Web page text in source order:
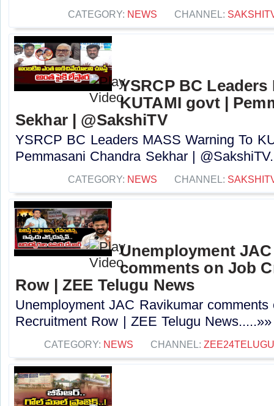
CATEGORY: NEWS CHANNEL:
YSRCP BC
KUTAMI govt |
Sekhar | @SakshiTV
YSRCP BC Leaders MASS Warning To
Pemmasani Chandra Sekhar |
CATEGORY: NEWS CHANNEL:
Unemployment
comments on Job
Row | ZEE Telugu News
Unemployment JAC Ravikumar
Recruitment Row | ZEE Telugu News.....»»
CATEGORY: NEWS CHANNEL: